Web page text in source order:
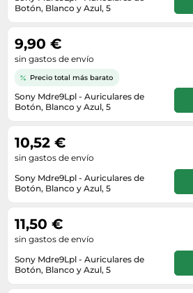
Ropa deportiva y outdoor
Tiendas de campaña
Zapatillas de tenis
Zapatillas deportivas
Perfumes unisex
Placer y anticoncepción
Productos de higiene corporal
Productos para baño y ducha
Sets de belleza
Termómetros clínicos
Microondas
Monitores y pantallas ordenador
Móviles
Placas de cocina
Radios
Secadoras
Sonido y alta fidelidad
TV, vídeo y DVD
Tablets
Playmobil
Relojes
Sneakers
Tejer y crochet
Zapatillas de atletismo
Zapatos
Zapatos de invierno
Zapatos mujer
Botón, Blanco y Azul, 5
Sony Mdre9Lpl - Auriculares de
Botón, Blanco y Azul, 5
Precio total más barato
9,90 €
sin gastos de envío
Sony Mdre9Lpl - Auriculares de
Botón, Blanco y Azul, 5
10,52 €
sin gastos de envío
Sony Mdre9Lpl - Auriculares de
Botón, Blanco y Azul, 5
11,50 €
sin gastos de envío